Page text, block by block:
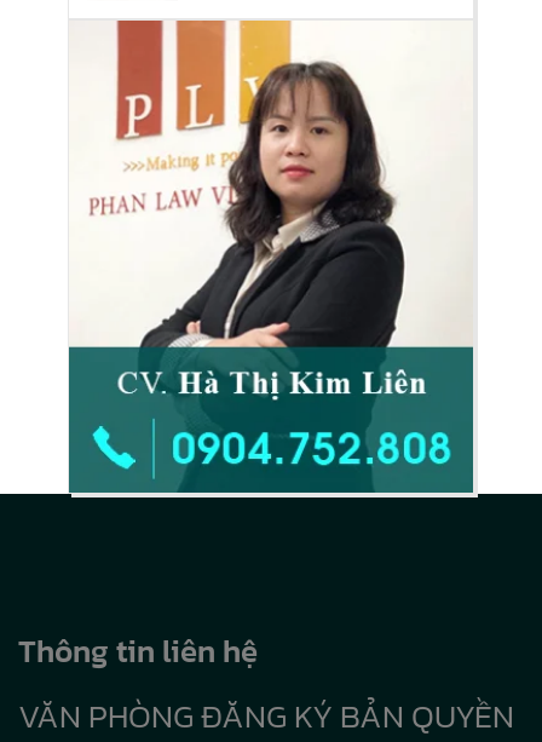
Thông tin liên hệ
VĂN PHÒNG ĐĂNG KÝ BẢN QUYỀN